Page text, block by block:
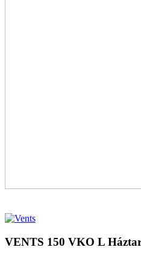
VENTS 150 VKO L